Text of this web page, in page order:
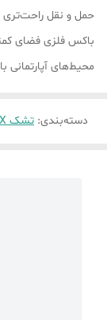
حمل و نقل راحت‌تری
باکس فلزی فضای
محیط‌های
دسته‌بندی: تشک AtX